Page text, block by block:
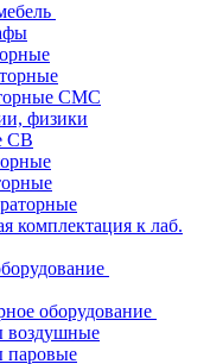
СМС
физики
СВ
комплектация к лаб.
оборудование
воздушные
паровые